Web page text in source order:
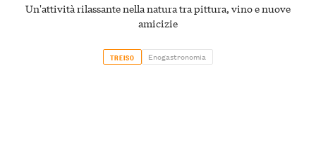
Un'attività rilassante nella natura tra pittura, vino e nuove
amicizie
TREISO Enogastronomia